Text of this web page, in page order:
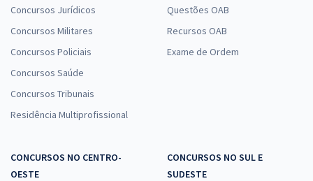
Concursos Jurídicos
Concursos Militares
Concursos Policiais
Concursos Saúde
Concursos Tribunais
Residência Multiprofissional
Questões OAB
Recursos OAB
Exame de Ordem
CONCURSOS NO CENTRO-
OESTE
CONCURSOS NO SUL E
SUDESTE